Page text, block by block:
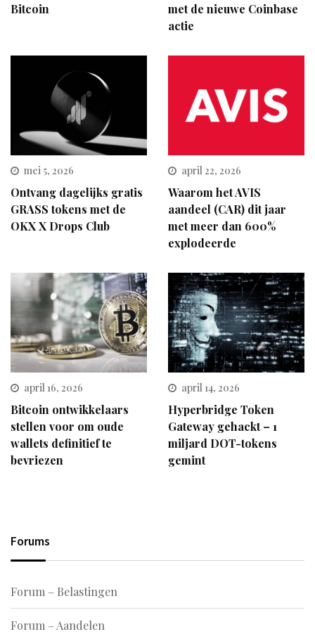
Bitcoin
met de nieuwe Coinbase
actie
mei 5, 2026
Ontvang dagelijks gratis
GRASS tokens met de
OKX X Drops Club
april 22, 2026
Waarom het AVIS
aandeel (CAR) dit jaar
met meer dan 600%
explodeerde
april 16, 2026
Bitcoin ontwikkelaars
stellen voor om oude
wallets definitief te
bevriezen
april 14, 2026
Hyperbridge Token
Gateway gehackt – 1
miljard DOT-tokens
gemint
Forums
Forum – Belastingen
Forum – Aandelen